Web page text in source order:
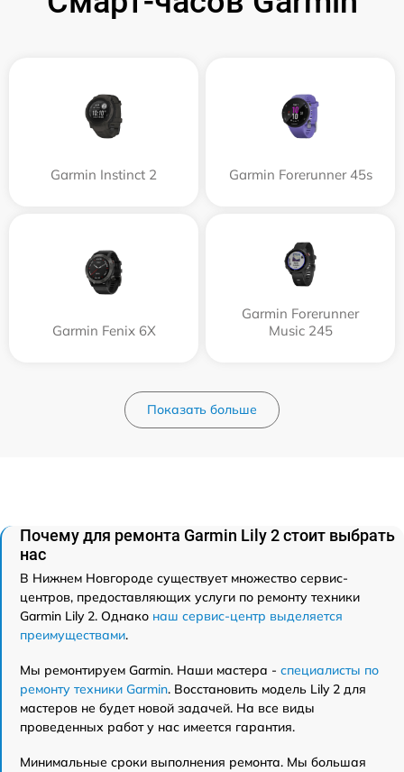
Garmin Instinct 2 Garmin Forerunner 45s
Garmin Fenix 6X
Garmin Forerunner
Music 245
Показать больше
Почему для ремонта Garmin Lily 2 стоит выбрать
нас
В Нижнем Новгороде существует множество сервис-
центров, предоставляющих услуги по ремонту техники
Garmin Lily 2. Однако наш сервис-центр выделяется
преимуществами.
Мы ремонтируем Garmin. Наши мастера - специалисты по
ремонту техники Garmin. Восстановить модель Lily 2 для
мастеров не будет новой задачей. На все виды
проведенных работ у нас имеется гарантия.
Минимальные сроки выполнения ремонта. Мы большая